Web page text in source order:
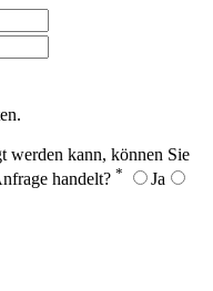
werden kann, können Sie
handelt? *
Ja